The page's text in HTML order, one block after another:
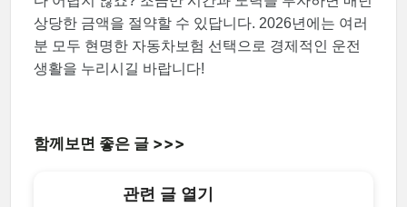
상당한 금액을 절약할 수 있답니다. 2026년에는 여러
분 모두 현명한 자동차보험 선택으로 경제적인 운전
생활을 누리시길 바랍니다!
함께보면 좋은 글 >>>
관련 글 열기